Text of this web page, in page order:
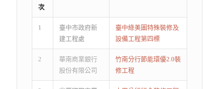
次
1
臺中市政府新
建工程處
臺中綠美圖特殊裝修及
設備工程第四標
2
華南商業銀行
股份有限公司
竹南分行節能環優2.0裝
修工程